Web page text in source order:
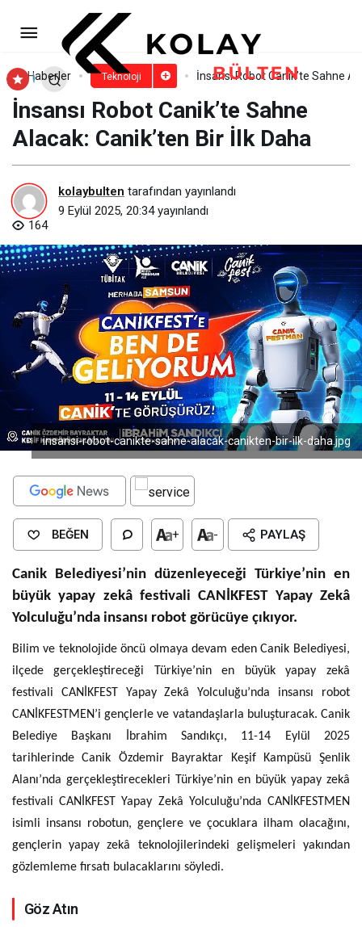
Haberler Teknoloji İnsansı Robot Canik’te Sahne
İnsansı Robot Canik’te Sahne
Alacak: Canik’ten Bir İlk Daha
kolaybulten tarafından yayınlandı
9 Eylül 2025, 20:34yayınlandı
164
insansi-robot-canikte-sahne-alacak-canikten-bir-ilk-daha.jpg
BEĞEN + - PAYLAŞ
Canik Belediyesi’nin düzenleyeceği Türkiye’nin en
büyük yapay zekâ festivali CANİKFEST Yapay Zekâ
Yolculuğu’nda insansı robot görücüye çıkıyor.
Bilim ve teknolojide öncü olmaya devam eden Canik Belediyesi,
ilçede gerçekleştireceği Türkiye’nin en büyük yapay zekâ
festivali CANİKFEST Yapay Zekâ Yolculuğu’nda insansı robot
CANİKFESTMEN’i gençlerle ve vatandaşlarla buluşturacak. Canik
Belediye Başkanı İbrahim Sandıkçı, 11-14 Eylül 2025
tarihlerinde Canik Özdemir Bayraktar Keşif Kampüsü Şenlik
Alanı’nda gerçekleştirecekleri Türkiye’nin en büyük yapay zekâ
festivali CANİKFEST Yapay Zekâ Yolculuğu’nda CANİKFESTMEN
isimli insansı robotun, gençlere ve çocuklara ilham olacağını,
gençlerin yapay zekâ teknolojilerindeki gelişmeleri yakından
gözlemleme fırsatı bulacaklarını söyledi.
Göz Atın
Vestel Mobilite, IAA Mobility
2025’te geleceğin mobilite çözümlerini
sergiledi
Yorum Yap Paylaş